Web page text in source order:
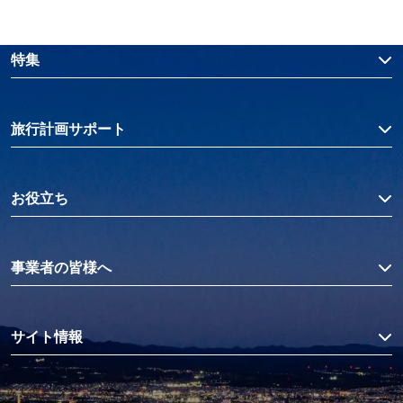
特集
旅行計画サポート
お役立ち
事業者の皆様へ
サイト情報